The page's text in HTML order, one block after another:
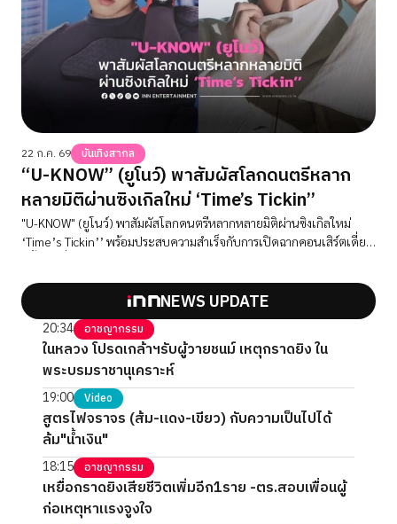
22 ก.ค. 69 บันเทิงสากล
“U-KNOW” (ยูโนว์) พาสัมผัสโลกดนตรีหลาก
หลายมิติผ่านซิงเกิลใหม่ ‘Time’s Tickin’’
"U-KNOW" (ยูโนว์) พาสัมผัสโลกดนตรีหลากหลายมิติผ่านซิงเกิลใหม่
‘Time’s Tickin’’ พร้อมประสบความสำเร็จกับการเปิดฉากคอนเสิร์ตเดี่ยว
NEWS UPDATE
20:34 อาชญากรรม
ในหลวง โปรดเกล้าฯรับผู้วายชนม์ เหตุกราดยิง ใน
พระบรมราชานุเคราะห์
19:00 Video
สูตรไฟจราจร (ส้ม-แดง-เขียว) กับความเป็นไปได้
ล้ม"น้ำเงิน"
18:15 อาชญากรรม
เหยื่อกราดยิงเสียชีวิตเพิ่มอีก1ราย -ตร.สอบเพื่อนผู้
ก่อเหตุหาแรงจูงใจ